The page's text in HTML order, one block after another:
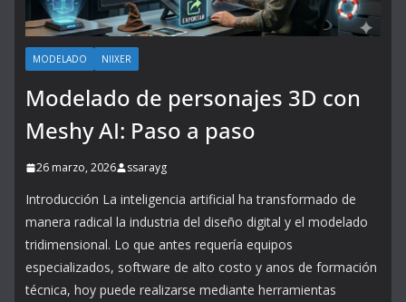
MODELADO NIIXER
Modelado de personajes 3D con
Meshy AI: Paso a paso
26 marzo, 2026 ssarayg
Introducción La inteligencia artificial ha transformado de
manera radical la industria del diseño digital y el modelado
tridimensional. Lo que antes requería equipos
especializados, software de alto costo y anos de formación
técnica, hoy puede realizarse mediante herramientas